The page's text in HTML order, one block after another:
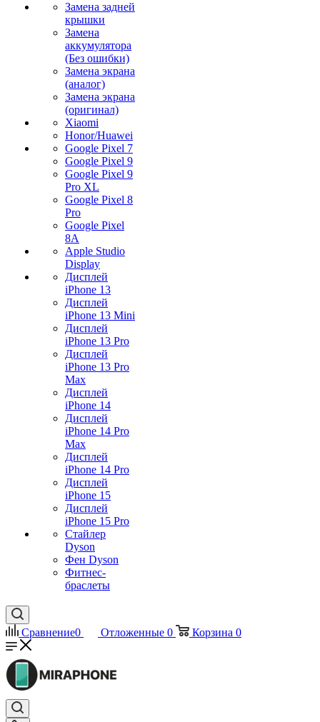
Замена задней
крышки
Замена
аккумулятора
(Без ошибки)
Замена экрана
(аналог)
Замена экрана
(оригинал)
Xiaomi
Honor/Huawei
Google Pixel 7
Google Pixel 9
Google Pixel 9
Pro XL
Google Pixel 8
Pro
Google Pixel
8A
Apple Studio
Display
Дисплей
iPhone 13
Дисплей
iPhone 13 Mini
Дисплей
iPhone 13 Pro
Дисплей
iPhone 13 Pro
Max
Дисплей
iPhone 14
Дисплей
iPhone 14 Pro
Max
Дисплей
iPhone 14 Pro
Дисплей
iPhone 15
Дисплей
iPhone 15 Pro
Стайлер
Dyson
Фен Dyson
Фитнес-
браслеты
Сравнение0 Отложенные 0 Корзина 0